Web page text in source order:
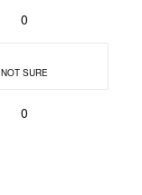
0
NOT SURE
0